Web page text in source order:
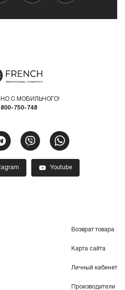
С МОБИЛЬНОГО!
750-748
Youtube
Возврат товара
Карта сайта
Личный кабинет
Производители